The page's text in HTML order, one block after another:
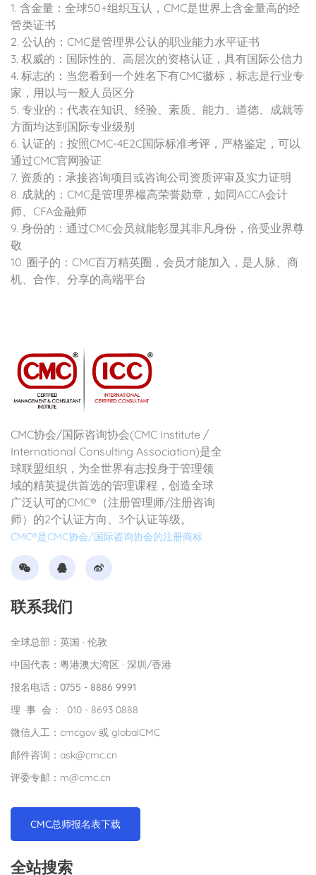
1. 含金量：全球50+组织互认，CMC是世界上含金量高的经
管类证书
2. 公认的：CMC是管理界公认的职业能力水平证书
3. 权威的：国际性的、高层次的资格认证，具有国际公信力
4. 标志的：当您看到一个姓名下有CMC徽标，标志是行业专
家，用以与一般人员区分
5. 专业的：代表在知识、经验、素质、能力、道德、成就等
方面均达到国际专业级别
6. 认证的：按照CMC-4E2C国际标准考评，严格鉴定，可以
通过CMC官网验证
7. 资质的：承接咨询项目或咨询公司资质评审及实力证明
8. 成就的：CMC是管理界樶高荣誉勋章，如同ACCA会计
师、CFA金融师
9. 身份的：通过CMC会员就能彰显其非凡身份，倍受业界尊
敬
10. 圈子的：CMC百万精英圈，会员才能加入，是人脉、商
机、合作、分享的高端平台
CMC协会/国际咨询协会(CMC Institute /
International Consulting Association)是全
球联盟组织，为全世界有志投身于管理领
域的精英提供首选的管理课程，创造全球
广泛认可的CMC®（注册管理师/注册咨询
师）的2个认证方向、3个认证等级。
CMC®是CMC协会/国际咨询协会的注册商标
联系我们
全球总部：英国 · 伦敦
中国代表：粤港澳大湾区 · 深圳/香港
报名电话：0755 - 8886 9991
理 事 会： 010 - 8693 0888
微信人工：cmcgov 或 globalCMC
邮件咨询：ask@cmc.cn
评委专邮：m@cmc.cn
CMC总师报名表下载
全站搜索